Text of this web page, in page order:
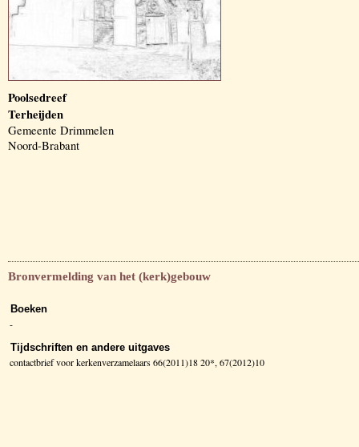
Poolsedreef
Terheijden
Gemeente Drimmelen
Noord-Brabant
Bronvermelding van het (kerk)gebouw
Boeken
-
Tijdschriften en andere uitgaves
contactbrief voor kerkenverzamelaars 66(2011)18 20*, 67(2012)10